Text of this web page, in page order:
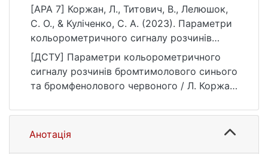
[APA 7] Коржан, Л., Титович, В., Лелюшок,
С. О., & Куліченко, С. А. (2023). Параметри
кольорометричного сигналу розчинів
бромтимолового синього та
бромфенолового червоного. Вісник
Київського національного університету
імені Тараса Шевченка. Хімія, (1(58)), 42–
48. https://doi.org/10.17721/1728-
[ДСТУ] Параметри кольорометричного
сигналу розчинів бромтимолового синього
та бромфенолового червоного / Л. Коржан
університету імені Тараса Шевченка. Хімія.
2023. № 1(58). С. 42—48. URL:
https://doi.org/10.17721/1728-
Анотація